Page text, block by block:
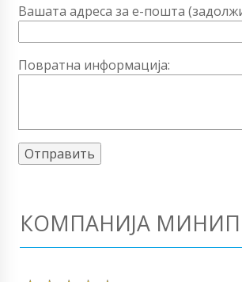
Вашата адреса за е-пошта
Повратна информација:
КОМПАНИЈА